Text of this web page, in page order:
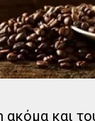
ακόμα και